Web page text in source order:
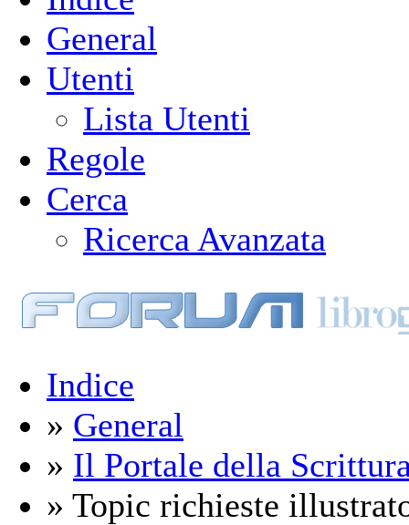
General
Utenti
Lista Utenti
Regole
Cerca
Ricerca Avanzata
Indice
» General
» Il Portale della
» Topic richieste